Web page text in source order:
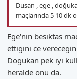
Dusan , ege ,
maçlarında 5 10 dk
Ege'nin besiktas
ettigini ce
Dogukan pek iyi
heralde onu da.